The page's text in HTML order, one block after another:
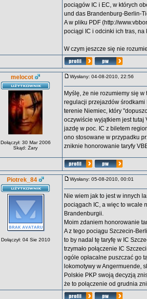
pociągów IC i EC, w których
und das Brandenburg-Berlin-
A w pliku PDF (http://
pociągi IC i odcinki ich tras, na
W czym jeszcze się nie
melocot
Dołączył: 30 Mar 2006
Skąd: Żary
Wysłany: 04-08-2010, 22:56
Myślę, że nie rozumiemy się
regulacji przejazdów
terenie Niemiec, który
oczywiście wyjątkiem jest tutaj
jazdę w poc. IC z biletem
ono stosowane w przypadku
zniknie honorowanie taryfy
Piotrek_84
Dołączył: 04 Sie 2010
Wysłany: 05-08-2010, 00:01
Nie wiem jak to jest w innych
pociągach IC, a więc to wcale
Brandenburgii.
Moim zdaniem honorowanie
A z tego pociągu Szczecin-
to by nadal tę taryfę w IC
trzymało połączenie IC
ogóle opłacalne puszczać go
lokomotywy w Angermuende,
Polskie PKP swoją decyzją
że to połączenie od grudnia